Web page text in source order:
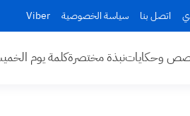
اتصل بنا سياسة الخصوصية Viber
وحكاياتنبذة مختصرةكلمة يوم